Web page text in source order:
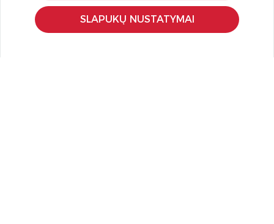
Apmokėjimo būdai
Kokybės ir saugumo standartai
Privatumo taisyklės
SLAPUKŲ NUSTATYMAI